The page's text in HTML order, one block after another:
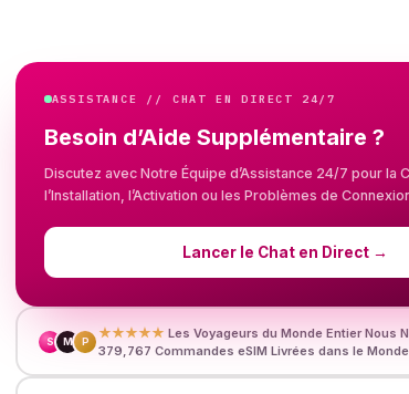
ASSISTANCE // CHAT EN DIRECT 24/7
Besoin d’Aide Supplémentaire ?
Discutez avec Notre Équipe d’Assistance 24/7 pour la
l’Installation, l’Activation ou les Problèmes de
Lancer le Chat en Direct→
S M P
★★★★★ Les Voyageurs du Monde Entier Nous
379,767 Commandes eSIM Livrées dans le Monde